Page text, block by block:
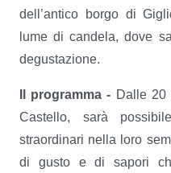
dell’antico borgo di
lume di candela, dove
degustazione.
Il programma - Dalle
Castello, sarà
straordinari nella loro
di gusto e di sapori